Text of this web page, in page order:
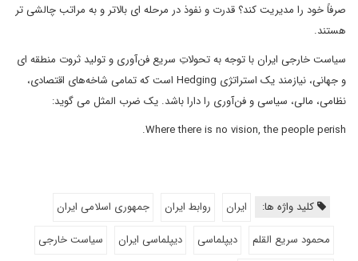
صرفاً خود را مدیریت کند؟ قدرت و نفوذ در مرحله ای بالاتر و به مراتب چالشی تر
هستند.
سیاست خارجی ایران با توجه به تحولاتِ سریع فن‌آوری و تولید ثروت منطقه ای
و جهانی، نیازمند یک استراتژی Hedging است که تمامی شاخه‌های اقتصادی،
نظامی، مالی، سیاسی و فن‌آوری را دارا باشد. یک ضرب المثل می گوید:
Where there is no vision, the people perish.
کلید واژه ها: ایران روابط ایران
جمهوری اسلامی ایران
محمود سریع القلم
دیپلماسی دیپلماسی ایران
سیاست خارجی